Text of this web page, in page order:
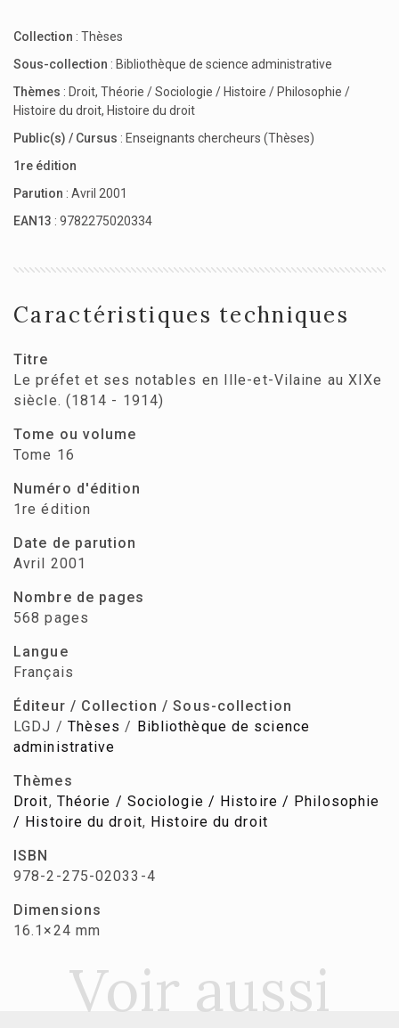
Collection : Thèses
Sous-collection : Bibliothèque de science administrative
Thèmes : Droit, Théorie / Sociologie / Histoire / Philosophie /
Histoire du droit, Histoire du droit
Public(s) / Cursus : Enseignants chercheurs (Thèses)
1re édition
Parution : Avril 2001
EAN13 : 9782275020334
Caractéristiques techniques
Titre
Le préfet et ses notables en Ille-et-Vilaine au XIXe
siècle. (1814 - 1914)
Tome ou volume
Tome 16
Numéro d'édition
1re édition
Date de parution
Avril 2001
Nombre de pages
568 pages
Langue
Français
Éditeur / Collection / Sous-collection
LGDJ / Thèses / Bibliothèque de science
administrative
Thèmes
Droit, Théorie / Sociologie / Histoire / Philosophie
/ Histoire du droit, Histoire du droit
ISBN
978-2-275-02033-4
Dimensions
16.1×24 mm
Voir aussi